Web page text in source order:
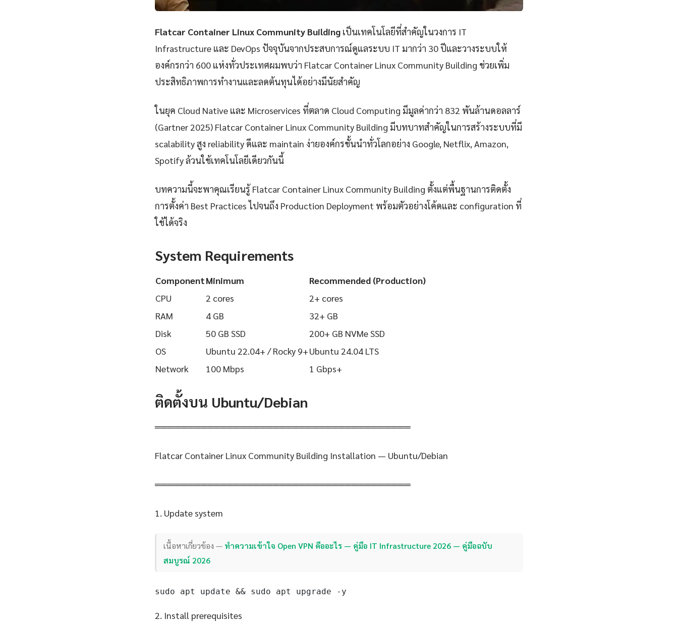
Flatcar Container Linux Community Building เป็นเทคโนโลยีที่สำคัญในวงการ IT
Infrastructure และ DevOps ปัจจุบันจากประสบการณ์ดูแลระบบ IT มากว่า 30 ปีและวางระบบให้
องค์กรกว่า 600 แห่งทั่วประเทศผมพบว่า Flatcar Container Linux Community Building ช่วยเพิ่ม
ประสิทธิภาพการทำงานและลดต้นทุนได้อย่างมีนัยสำคัญ
ในยุค Cloud Native และ Microservices ที่ตลาด Cloud Computing มีมูลค่ากว่า 832 พันล้านดอลลาร์
(Gartner 2025) Flatcar Container Linux Community Building มีบทบาทสำคัญในการสร้างระบบที่มี
scalability สูง reliability ดีและ maintain ง่ายองค์กรชั้นนำทั่วโลกอย่าง Google, Netflix, Amazon,
Spotify ล้วนใช้เทคโนโลยีเดียวกันนี้
บทความนี้จะพาคุณเรียนรู้ Flatcar Container Linux Community Building ตั้งแต่พื้นฐานการติดตั้ง
การตั้งค่า Best Practices ไปจนถึง Production Deployment พร้อมตัวอย่างโค้ดและ configuration ที่
ใช้ได้จริง
System Requirements
ComponentMinimum
Recommended (Production)
CPU
2 cores
2+ cores
RAM
4 GB
32+ GB
Disk
50 GB SSD
200+ GB NVMe SSD
OS
Ubuntu 22.04+ / Rocky 9+Ubuntu 24.04 LTS
Network
100 Mbps 1 Gbps+
ติดตั้งบน Ubuntu/Debian
═══════════════════════════════════════
Flatcar Container Linux Community Building Installation — Ubuntu/Debian
═══════════════════════════════════════
1. Update system
เนื้อหาเกี่ยวข้อง — ทำความเข้าใจ Open VPN คืออะไร — คู่มือ IT Infrastructure 2026 — คู่มือฉบับ
สมบูรณ์ 2026
sudo apt update && sudo apt upgrade -y
2. Install prerequisites